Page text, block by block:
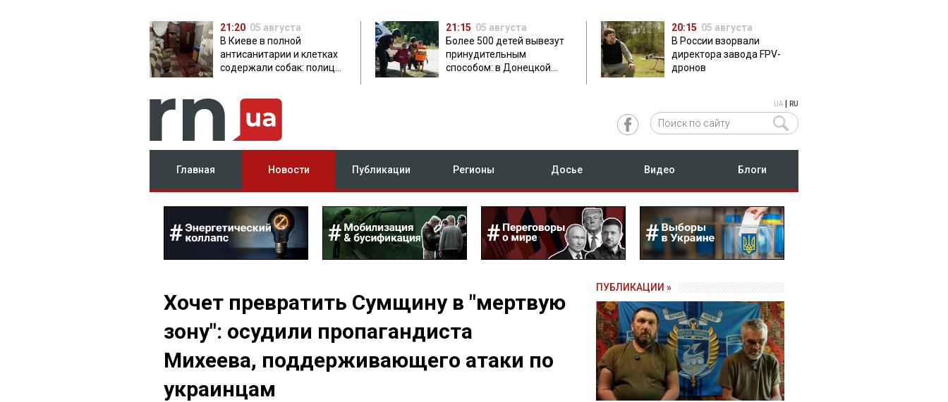
21:20 05 августа
В Киеве в полной
антисанитарии и клетках
содержали собак: полиция
21:15 05 августа
Более 500 детей вывезут
принудительным
способом: в Донецкой
20:15 05 августа
В России взорвали
директора завода FPV-
дронов
UA RU
Главная Новости Публикации Регионы Досье Видео Блоги
Хочет превратить Сумщину в "мертвую
зону": осудили пропагандиста
Михеева, поддерживающего атаки по
украинцам
ПУБЛИКАЦИИ »